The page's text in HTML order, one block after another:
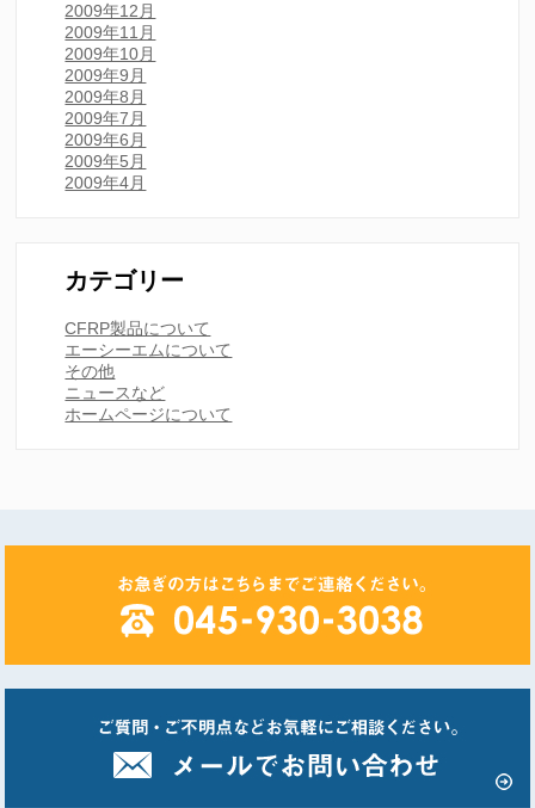
2009年12月
2009年11月
2009年10月
2009年9月
2009年8月
2009年7月
2009年6月
2009年5月
2009年4月
カテゴリー
CFRP製品について
エーシーエムについて
その他
ニュースなど
ホームページについて